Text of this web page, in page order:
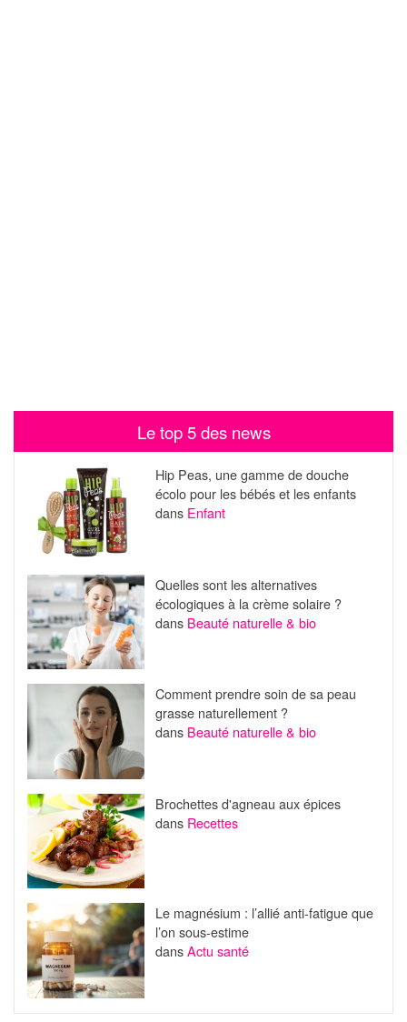
Le top 5 des news
Hip Peas, une gamme de douche
écolo pour les bébés et les enfants
dans Enfant
Quelles sont les alternatives
écologiques à la crème solaire ?
dans Beauté naturelle & bio
Comment prendre soin de sa peau
grasse naturellement ?
dans Beauté naturelle & bio
Brochettes d'agneau aux épices
dans Recettes
Le magnésium : l’allié anti-fatigue que
l’on sous-estime
dansActu santé